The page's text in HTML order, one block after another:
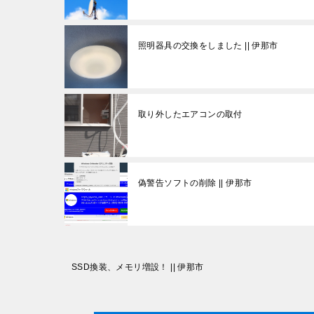
照明器具の交換をしました || 伊那市
取り外したエアコンの取付
偽警告ソフトの削除 || 伊那市
投SSD換装、メモリ増設！ || 伊那市